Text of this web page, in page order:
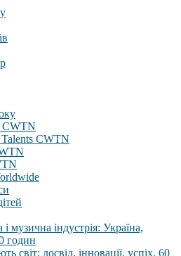
CWTN
CWTN
музична індустрія: Україна,
годин
світ: досвід, інновації, успіх. 60